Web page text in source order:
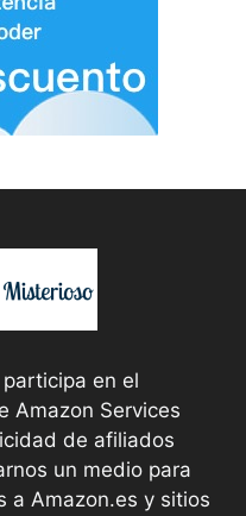
en el
Amazon Services
de afiliados
un medio para
a Amazon.es y sitios